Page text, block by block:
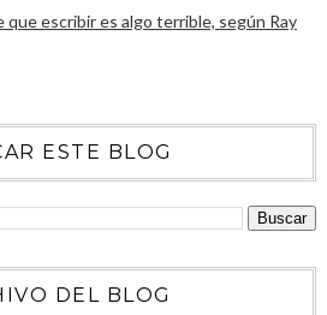
que escribir es algo terrible, según Ray
ESTE BLOG
DEL BLOG